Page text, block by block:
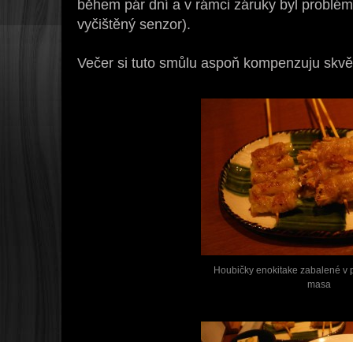
během pár dní a v rámci záruky byl
vyčištěný senzor).
Večer si tuto smůlu aspoň kompenzuju
Houbičky enokitake zabalené v
masa